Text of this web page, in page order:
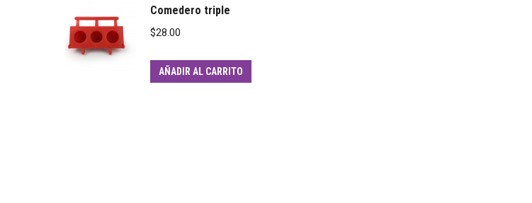
Comedero triple
$28.00
AÑADIR AL CARRITO